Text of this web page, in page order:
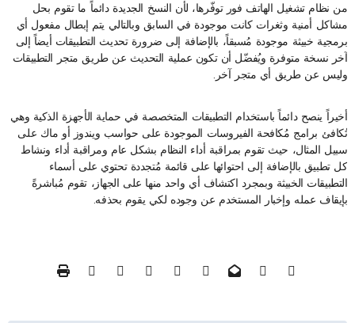
من نظام تشغيل الهاتف فور توفّرها، لأن النسخ الجديدة دائماً ما تقوم بحل
مشاكل أمنية وثغرات كانت موجودة في السابق وبالتالي يتم إبطال مفعول أي
برمجية خبيثة موجودة مُسبقاً، بالإضافة إلى ضرورة تحديث التطبيقات أيضاً إلى
آخر نسخة متوفرة ويُفضّل أن تكون عملية التحديث عن طريق متجر التطبيقات
وليس عن طريق أي متجر آخر.
أخيراً ينصح دائماً باستخدام التطبيقات المتخصصة في حماية الأجهزة الذكية وهي
تُكافئ برامج مُكافحة الفيروسات الموجودة على حواسب ويندوز أو ماك على
سبيل المثال، حيث تقوم بمراقبة أداء النظام بشكل عام ومراقبة أداء ونشاط
كل تطبيق بالإضافة إلى احتوائها على قائمة مُتجددة تحتوي على أسماء
التطبيقات الخبيثة وبمجرد اكتشاف أي واحد منها على الجهاز، تقوم مُباشرةً
بإيقاف عمله وإخبار المستخدم عن وجوده لكي يقوم بحذفه.